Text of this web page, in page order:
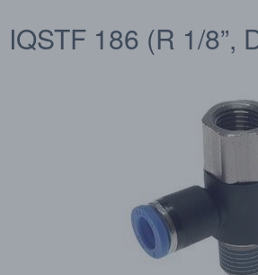
IQSTF 186 (R 1/8”,